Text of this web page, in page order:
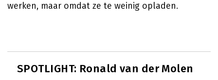
werken, maar omdat ze te weinig opladen.
SPOTLIGHT: Ronald van der Molen